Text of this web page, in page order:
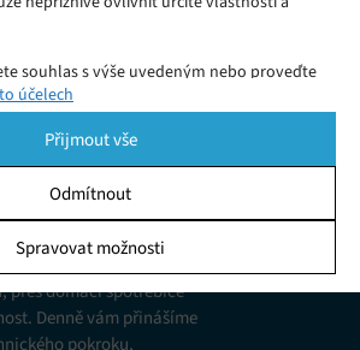
souhlas s výše uvedeným nebo proveďte
Vaše volby budou použity pouze na tomto
cookies nebo kliknutím na tlačítko
části obrazovky.
k informacím v zařízení, Porozumění
statistik nebo kombinací údajů z
účelech
Přijmout vše
Odmítnout
Spravovat možnosti
o technologické novinky
přes domácí spotřebiče
Denně vám přinášíme
pokroku,